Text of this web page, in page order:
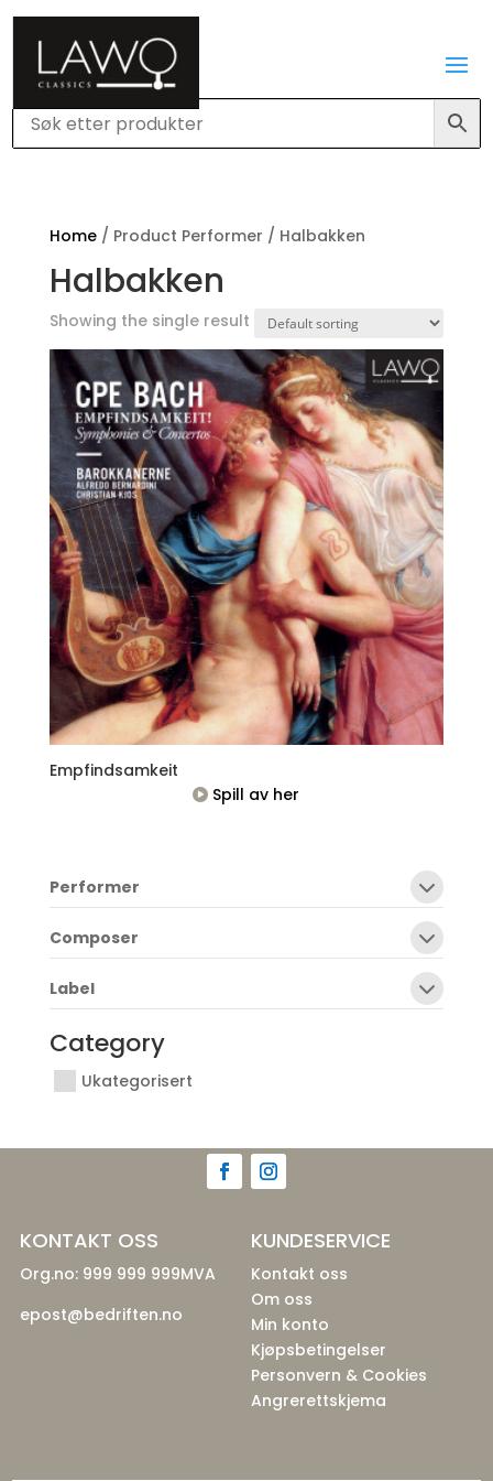
Home/ Product Performer / Halbakken
Halbakken
Showing the single result
Empfindsamkeit
Spill av her
Performer
Composer
Label
Category
Ukategorisert
KONTAKT OSS
Org.no: 999 999 999MVA
epost@bedriften.no
KUNDESERVICE
Kontakt oss
Om oss
Min konto
Kjøpsbetingelser
Personvern & Cookies
Angrerettskjema